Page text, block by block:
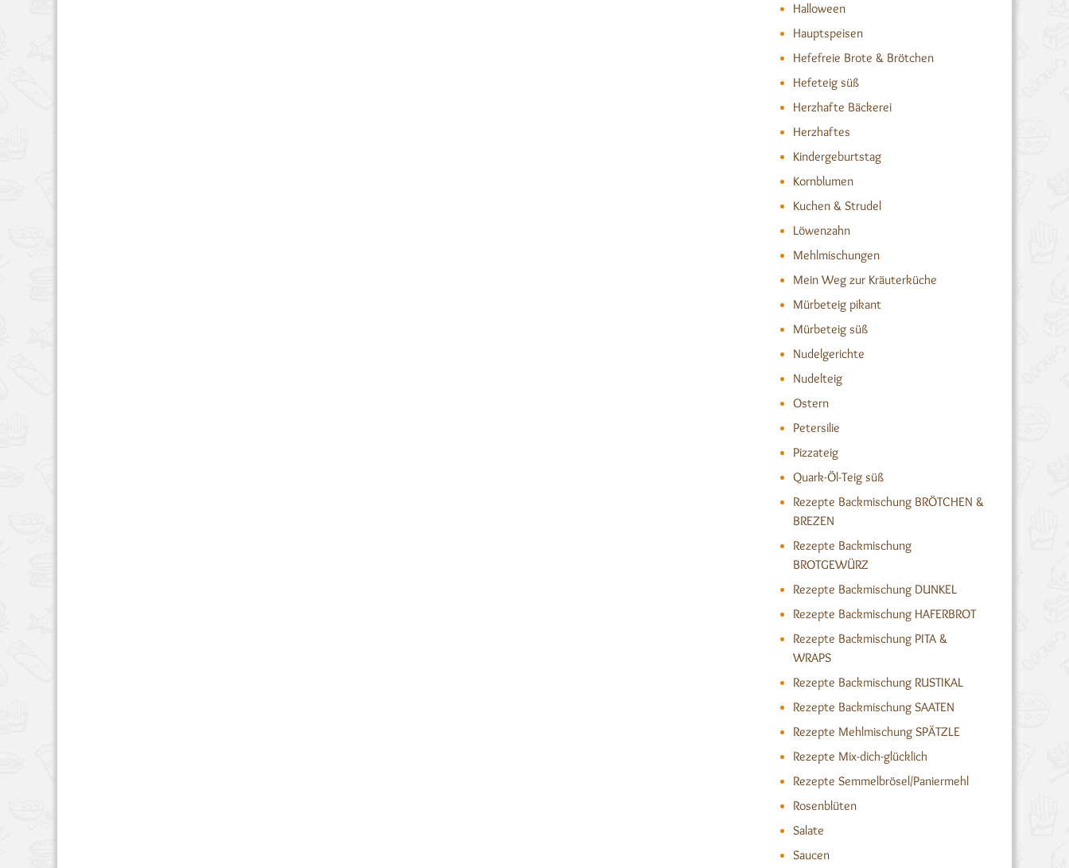
Halloween
Hauptspeisen
Hefefreie Brote & Brötchen
Hefeteig süß
Herzhafte Bäckerei
Herzhaftes
Kindergeburtstag
Kornblumen
Kuchen & Strudel
Löwenzahn
Mehlmischungen
Mein Weg zur Kräuterküche
Mürbeteig pikant
Mürbeteig süß
Nudelgerichte
Nudelteig
Ostern
Petersilie
Pizzateig
Quark-Öl-Teig süß
Rezepte Backmischung BRÖTCHEN &
BREZEN
Rezepte Backmischung
BROTGEWÜRZ
Rezepte Backmischung DUNKEL
Rezepte Backmischung HAFERBROT
Rezepte Backmischung PITA &
WRAPS
Rezepte Backmischung RUSTIKAL
Rezepte Backmischung SAATEN
Rezepte Mehlmischung SPÄTZLE
Rezepte Mix-dich-glücklich
Rezepte Semmelbrösel/Paniermehl
Rosenblüten
Salate
Saucen